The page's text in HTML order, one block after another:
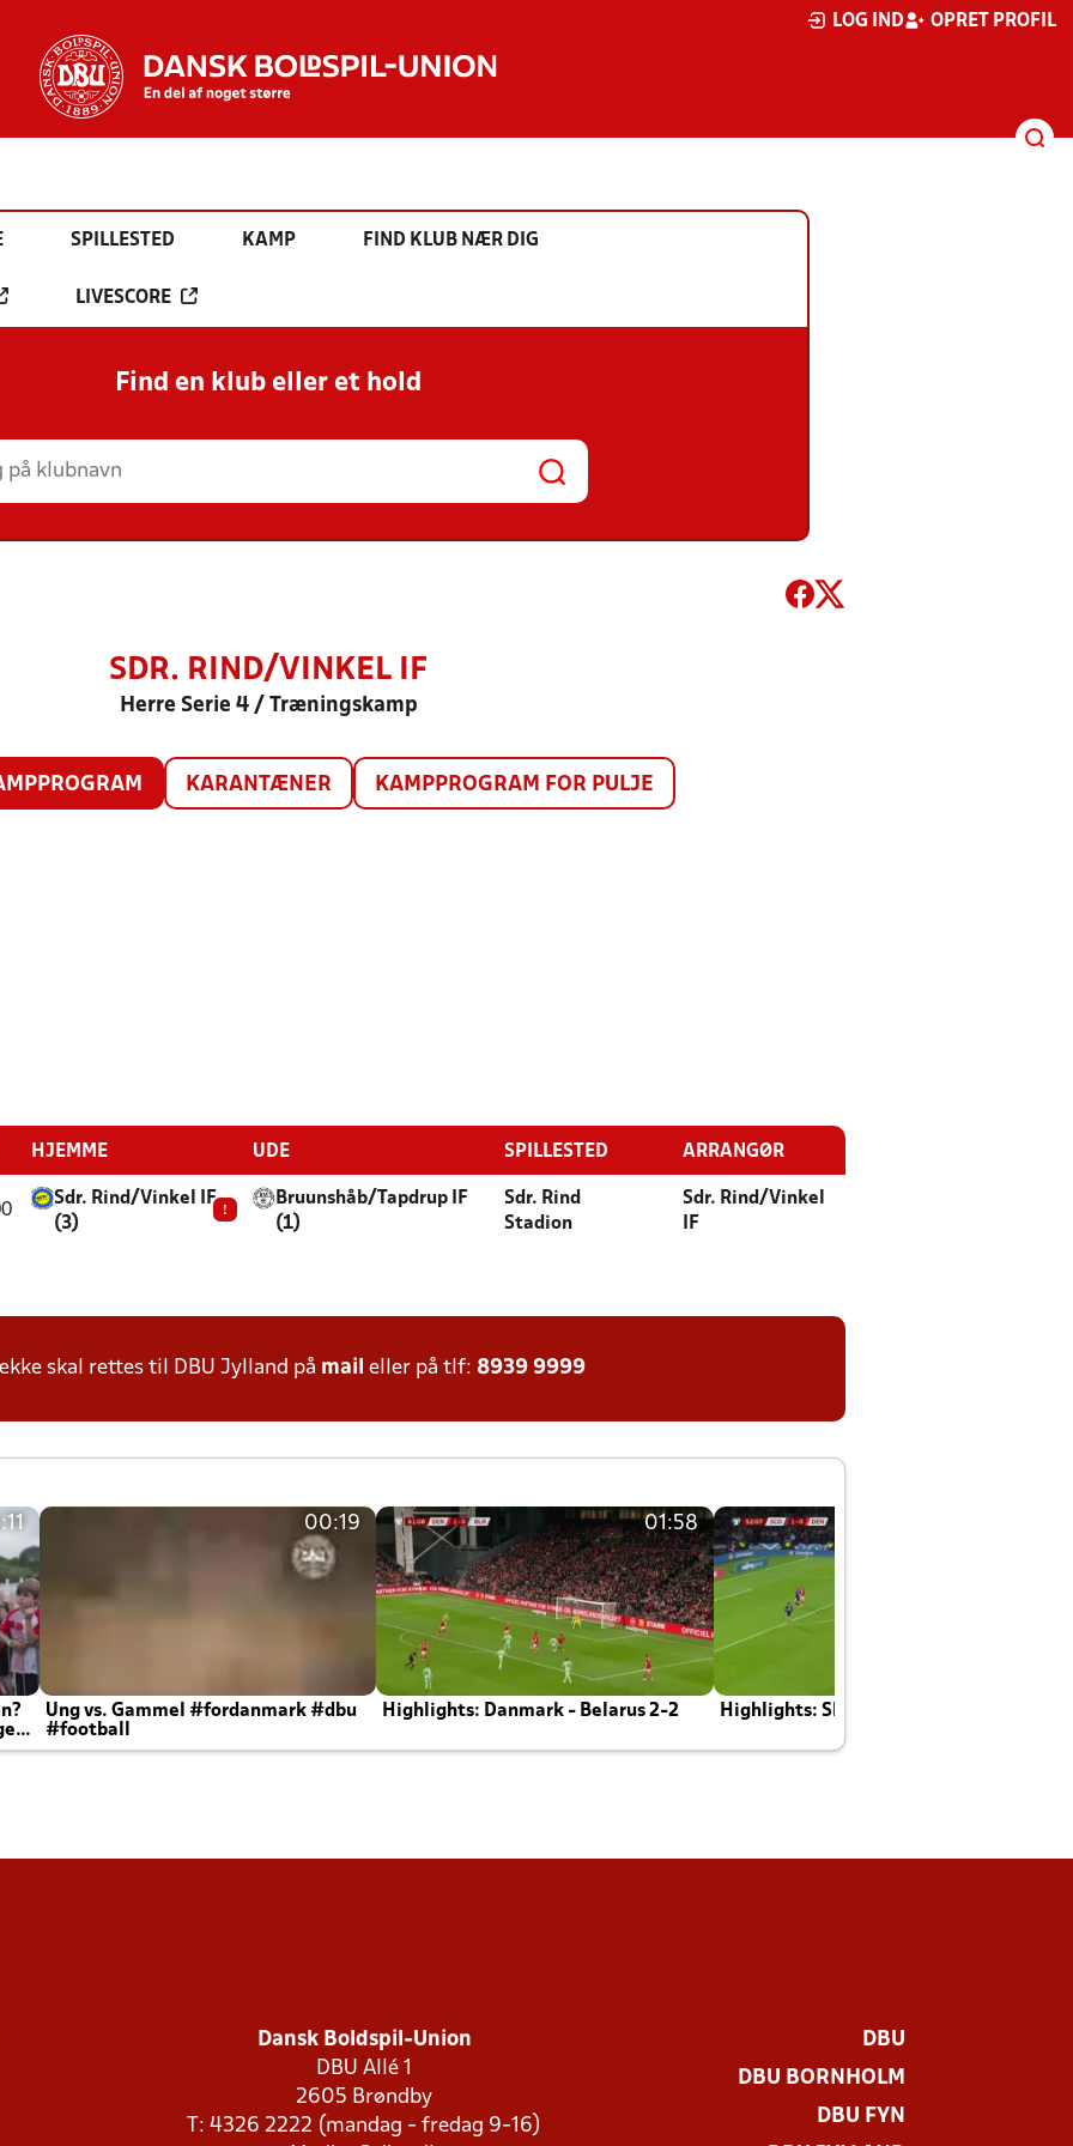
LOG IND OPRET PROFIL
SPILLESTED KAMP FIND KLUB NÆR DIG
LIVESCORE
Find en klub eller et hold
SDR. RIND/VINKEL IF
Herre Serie 4 / Træningskamp
KARANTÆNER KAMPPROGRAM FOR PULJE
HJEMME UDE SPILLESTED ARRANGØR
Sdr. Rind/Vinkel IF
(3)
!
Bruunshåb/Tapdrup IF
(1)
Sdr. Rind
Stadion
Sdr. Rind/Vinkel
IF
skal rettes til DBU Jylland på mail eller på tlf: 8939 9999
00:19
Ung vs. Gammel #fordanmark #dbu
#football
01:58
Highlights: Danmark - Belarus 2-2 Highlights: Skotland - Danmark 4-2
Dansk Boldspil-Union
DBU Allé 1
2605 Brøndby
T: 4326 2222 (mandag - fredag 9-16)
DBU
DBU BORNHOLM
DBU FYN